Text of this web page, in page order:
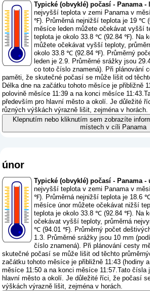
Typické (obvyklé) počasí - Panama -
nejvyšší teplota v zemi Panama v
℉). Průměrná nejnižší teplota je 19 ℃
měsíce leden můžete očekávat vyšší
teplota je okolo 33.8 ℃ (92.84 ℉). Na
můžete očekávat vyšší teploty,
okolo 33.8 ℃ (92.84 ℉). Průměrný
leden je 2.9. Průměrné srážky jsou
co toto číslo znamená). Při plánování
paměti, že skutečné počasí se může lišit od
Délka dne na začátku tohoto měsíce je přibližně
polovině měsíce 11:39 a na konci měsíce
především pro hlavní město a okolí. Je důležité
různých výškách výrazně lišit, zejména v horách.
Klepnutím nebo kliknutím sem zobrazíte
místech v cíli Panama
únor
Typické (obvyklé) počasí - Panama -
nejvyšší teplota v zemi Panama v
℉). Průměrná nejnižší teplota je 18.6
měsíce únor můžete očekávat nižší
teplota je okolo 33.8 ℃ (92.84 ℉). Na
očekávat vyšší teploty, průměrná
℃ (94.01 ℉). Průměrný počet
1.3. Průměrné srážky jsou 10 mm (
číslo znamená). Při plánování cesty
skutečné počasí se může lišit od těchto
začátku tohoto měsíce je přibližně 11:43 (hodiny
měsíce 11:50 a na konci měsíce 11:57.Tato čísla
hlavní město a okolí. Je důležité říci, že počasí
výškách výrazně lišit, zejména v horách.